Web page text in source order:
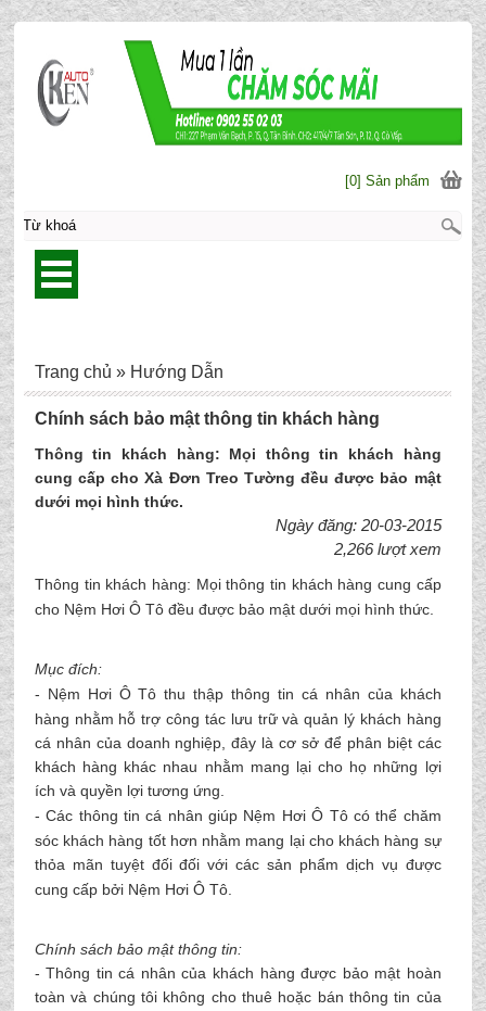
Chính sách bảo mật thông tin khách hàng
Thông tin khách hàng: Mọi thông tin khách hàng
cung cấp cho Xà Đơn Treo Tường đều được bảo mật
dưới mọi hình thức.
Ngày đăng: 20-03-2015
2,266 lượt xem
Thông tin khách hàng: Mọi thông tin khách hàng cung cấp
cho Nệm Hơi Ô Tôđều được bảo mật dưới mọi hình thức.
Mục đích:
- Nệm Hơi Ô Tô thu thập thông tin cá nhân của khách
hàng nhằm hỗ trợ công tác lưu trữ và quản lý khách hàng
cá nhân của doanh nghiệp, đây là cơ sở để phân biệt các
khách hàng khác nhau nhằm mang lại cho họ những lợi
ích và quyền lợi tương ứng.
- Các thông tin cá nhân giúp Nệm Hơi Ô Tôcó thể chăm
sóc khách hàng tốt hơn nhằm mang lại cho khách hàng sự
thỏa mãn tuyệt đối đối với các sản phẩm dịch vụ được
cung cấp bởi Nệm Hơi Ô Tô.
Chính sách bảo mật thông tin:
- Thông tin cá nhân của khách hàng được bảo mật hoàn
toàn và chúng tôi không cho thuê hoặc bán thông tin của
Trang chủ » Hướng Dẫn
[0] Sản phẩm